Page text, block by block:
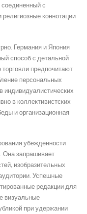
с
коннотации
Германия и Япония
способ с детальной
предпочитают
персональных
в коллективистских
и организационная
убежденности
Она запрашивает
изобразительных
Успешные
редакции для
визуальные
при удержании